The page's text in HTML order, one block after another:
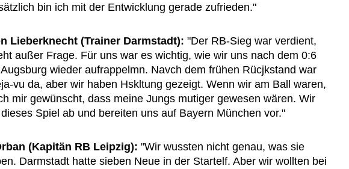
bin ich mit der Entwicklung gerade zufrieden."
Lieberknecht (Trainer Darmstadt): "Der RB-Sieg war verdient,
außer Frage. Für uns war es wichtig, wie wir uns nach dem 0:6
wieder aufrappelmn. Navch dem frühen Rücjkstand war
vu da, aber wir haben Hskltung gezeigt. Wenn wir am Ball waren,
mir gewünscht, dass meine Jungs mutiger gewesen wären. Wir
Spiel ab und bereiten uns auf Bayern München vor."
(Kapitän RB Leipzig): "Wir wussten nicht genau, was sie
Darmstadt hatte sieben Neue in der Startelf. Aber wir wollten bei